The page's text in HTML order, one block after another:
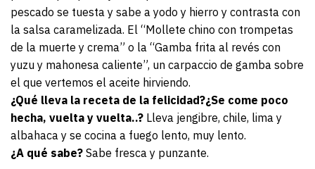
pescado se tuesta y sabe a yodo y hierro y contrasta con
la salsa caramelizada. El “Mollete chino con trompetas
de la muerte y crema” o la “Gamba frita al revés con
yuzu y mahonesa caliente”, un carpaccio de gamba sobre
el que vertemos el aceite hirviendo.
¿Qué lleva la receta de la felicidad?¿Se come poco
hecha, vuelta y vuelta..? Lleva jengibre, chile, lima y
albahaca y se cocina a fuego lento, muy lento.
¿A qué sabe? Sabe fresca y punzante.